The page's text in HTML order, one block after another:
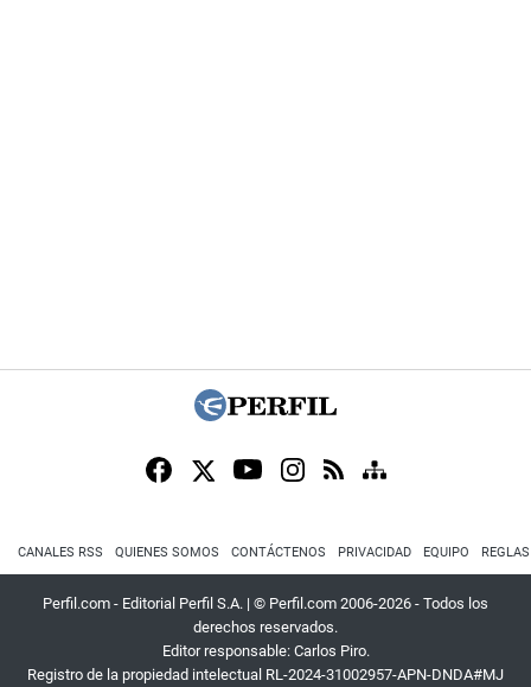
CANALES RSS QUIENES SOMOS CONTÁCTENOS PRIVACIDAD EQUIPO
Perfil.com - Editorial Perfil S.A. | © Perfil.com 2006-2026 - Todos los
derechos reservados.
Editor responsable: Carlos Piro.
Registro de la propiedad intelectual RL-2024-31002957-APN-DNDA#MJ